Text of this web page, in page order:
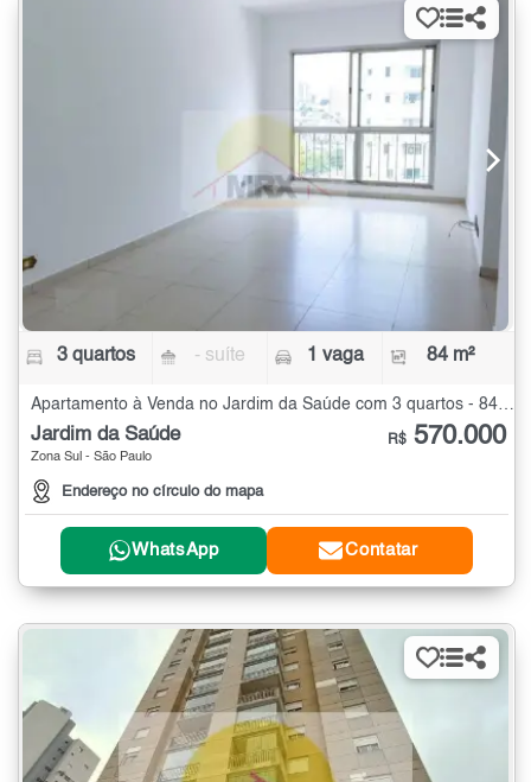
3 quartos - suíte 1 vaga 84 m²
Jardim da Saúde
Zona Sul - São Paulo
Endereço no círculo do mapa
R$ 570.000
WhatsApp Contatar